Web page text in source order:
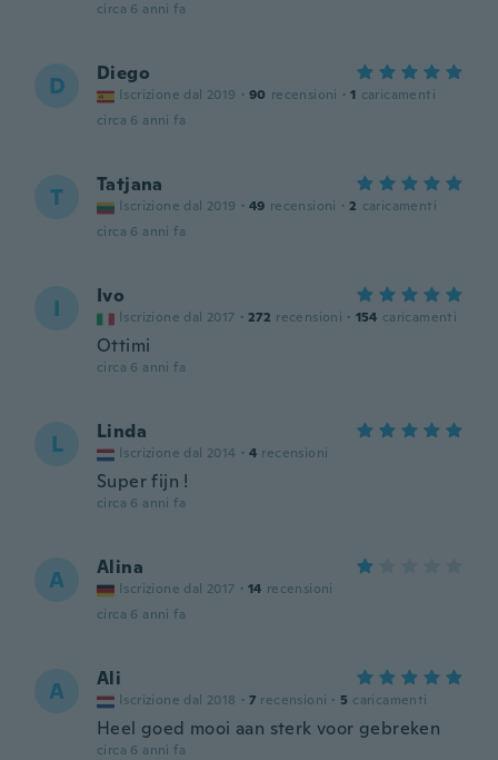
circa 6 anni fa
D Diego
Iscrizione dal 2019 · 90 recensioni · 1 caricamenti
circa 6 anni fa
T Tatjana
Iscrizione dal 2019 · 49 recensioni · 2 caricamenti
circa 6 anni fa
I Ivo
Iscrizione dal 2017 · 272 recensioni · 154 caricamenti
Ottimi
circa 6 anni fa
L Linda
Iscrizione dal 2014 · 4 recensioni
Super fijn !
circa 6 anni fa
A Alina
Iscrizione dal 2017 · 14 recensioni
circa 6 anni fa
A Ali
Iscrizione dal 2018 · 7 recensioni · 5 caricamenti
Heel goed mooi aan sterk voor gebreken
circa 6 anni fa